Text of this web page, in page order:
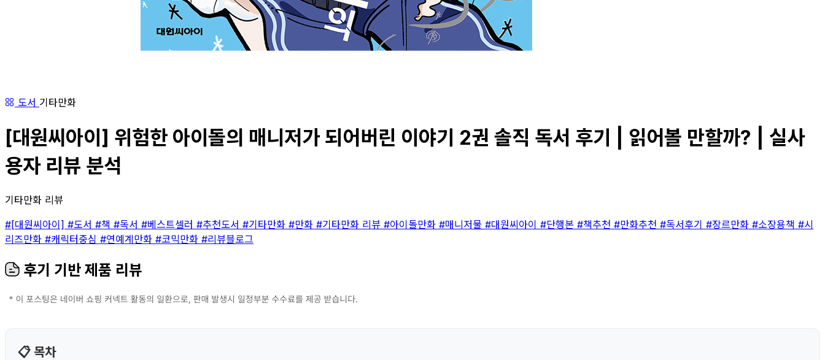
도서 기타만화
[대원씨아이] 위험한 아이돌의 매니저가 되어버린 이야기 2권 솔직 독서 후기 | 읽어볼 만할까? | 실사
용자 리뷰 분석
기타만화 리뷰
#[대원씨아이] #도서 #책 #독서 #베스트셀러 #추천도서 #기타만화 #만화 #기타만화 리뷰 #아이돌만화 #매니저물 #대원씨아이 #단행본 #책추천 #만화추천 #독서후기 #장르만화 #소장용책 #시
리즈만화 #캐릭터중심 #연예계만화 #코믹만화 #리뷰블로그
후기 기반 제품 리뷰
📋 목차